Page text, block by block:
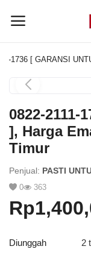
MENU UTAMA
Kategori
Home
Wishlist
Blog
1736 [ GARANSI
0822-2111-
], Harga
Timur
Penjual: PASTI
0 363
Diunggah
2